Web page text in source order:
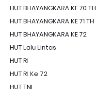
HUT BHAYANGKARA KE 70 TH
HUT BHAYANGKARA KE 71 TH
HUT BHAYANGKARA KE 72
HUT Lalu Lintas
HUT RI
HUT RI Ke 72
HUT TNI